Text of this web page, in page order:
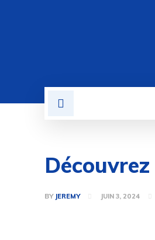
BY JEREMY JUIN 3, 2024